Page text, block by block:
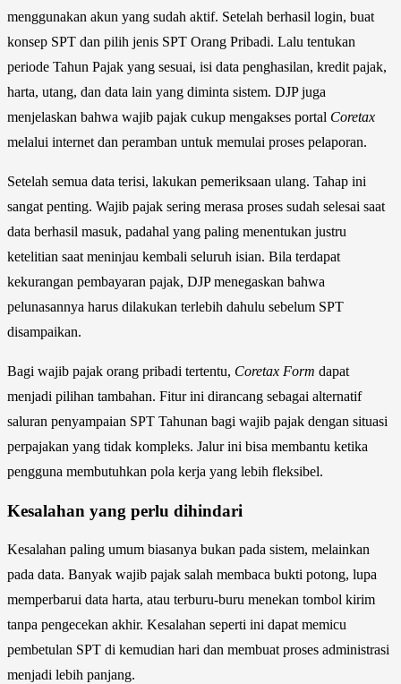
menggunakan akun yang sudah aktif. Setelah berhasil login, buat
konsep SPT dan pilih jenis SPT Orang Pribadi. Lalu tentukan
periode Tahun Pajak yang sesuai, isi data penghasilan, kredit pajak,
harta, utang, dan data lain yang diminta sistem. DJP juga
menjelaskan bahwa wajib pajak cukup mengakses portal Coretax
melalui internet dan peramban untuk memulai proses pelaporan.
Setelah semua data terisi, lakukan pemeriksaan ulang. Tahap ini
sangat penting. Wajib pajak sering merasa proses sudah selesai saat
data berhasil masuk, padahal yang paling menentukan justru
ketelitian saat meninjau kembali seluruh isian. Bila terdapat
kekurangan pembayaran pajak, DJP menegaskan bahwa
pelunasannya harus dilakukan terlebih dahulu sebelum SPT
disampaikan.
Bagi wajib pajak orang pribadi tertentu, Coretax Form dapat
menjadi pilihan tambahan. Fitur ini dirancang sebagai alternatif
saluran penyampaian SPT Tahunan bagi wajib pajak dengan situasi
perpajakan yang tidak kompleks. Jalur ini bisa membantu ketika
pengguna membutuhkan pola kerja yang lebih fleksibel.
Kesalahan yang perlu dihindari
Kesalahan paling umum biasanya bukan pada sistem, melainkan
pada data. Banyak wajib pajak salah membaca bukti potong, lupa
memperbarui data harta, atau terburu-buru menekan tombol kirim
tanpa pengecekan akhir. Kesalahan seperti ini dapat memicu
pembetulan SPT di kemudian hari dan membuat proses administrasi
menjadi lebih panjang.